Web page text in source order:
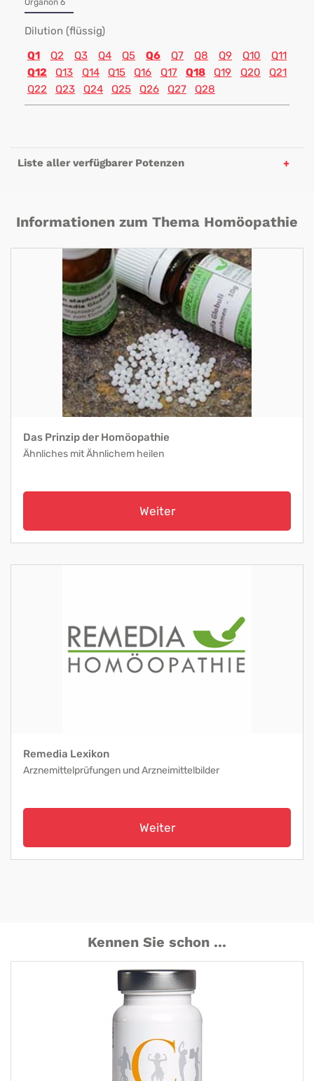
Organon 6
Dilution (flüssig)
Q1
Q2 Q3 Q4 Q5 Q6 Q7 Q8 Q9 Q10
Q11
Q12
Q13 Q14 Q15 Q16 Q17 Q18 Q19 Q20
Q21
Q22
Q23 Q24 Q25 Q26 Q27 Q28
Liste aller verfügbarer Potenzen
Informationen zum Thema Homöopathie
Das Prinzip der Homöopathie
Ähnliches mit Ähnlichem heilen
Weiter
Remedia Lexikon
Arznemittelprüfungen und Arzneimittelbilder
Weiter
Kennen Sie schon ...